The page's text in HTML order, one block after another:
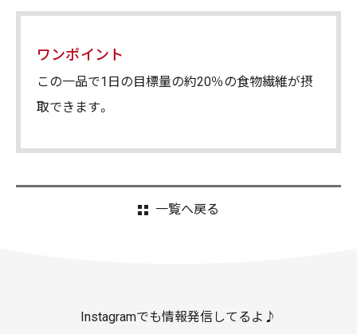
ワンポイント
この一品で1日の目標量の約20％の食物繊維が摂
取できます。
一覧へ戻る
Instagramでも情報発信してるよ♪